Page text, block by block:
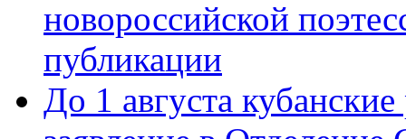
новороссийской
публикации
До 1 августа